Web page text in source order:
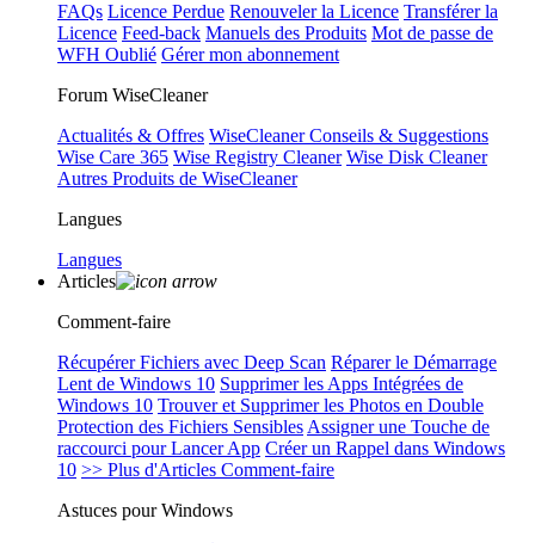
FAQs Licence Perdue Renouveler la Licence Transférer la
Licence Feed-back Manuels des Produits Mot de passe de
WFH Oublié Gérer mon abonnement
Forum WiseCleaner
Actualités & Offres WiseCleaner Conseils & Suggestions
Wise Care 365 Wise Registry Cleaner Wise Disk Cleaner
Autres Produits de WiseCleaner
Langues
Langues
Articles
Comment-faire
Récupérer Fichiers avec Deep Scan Réparer le Démarrage
Lent de Windows 10 Supprimer les Apps Intégrées de
Windows 10 Trouver et Supprimer les Photos en Double
Protection des Fichiers Sensibles Assigner une Touche de
raccourci pour Lancer App Créer un Rappel dans Windows
10 >> Plus d'Articles Comment-faire
Astuces pour Windows